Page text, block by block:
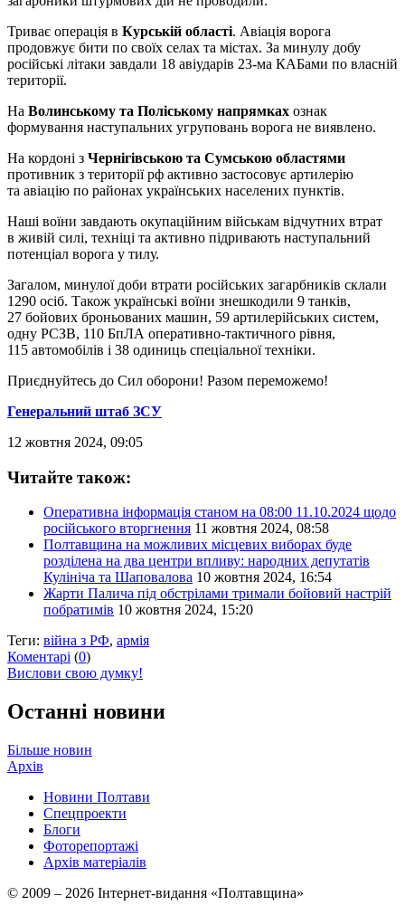
Триває операція в Курській області. Авіація ворога
продовжує бити по своїх селах та містах. За минулу добу
російські літаки завдали 18 авіударів 23-ма КАБами по власній
території.
На Волинському та Поліському напрямках ознак
формування наступальних угруповань ворога не виявлено.
На кордоні з Чернігівською та Сумською областями
противник з території рф активно застосовує артилерію
та авіацію по районах українських населених пунктів.
Наші воїни завдають окупаційним військам відчутних втрат
в живій силі, техніці та активно підривають наступальний
потенціал ворога у тилу.
Загалом, минулої доби втрати російських загарбників склали
1290 осіб. Також українські воїни знешкодили 9 танків,
27 бойових броньованих машин, 59 артилерійських систем,
одну РСЗВ, 110 БпЛА оперативно-тактичного рівня,
115 автомобілів і 38 одиниць спеціальної техніки.
Приєднуйтесь до Сил оборони! Разом переможемо!
Генеральний штаб ЗСУ
12 жовтня 2024, 09:05
Читайте також:
Оперативна інформація станом на 08:00 11.10.2024 щодо
російського вторгнення 11 жовтня 2024, 08:58
Полтавщина на можливих місцевих виборах буде
розділена на два центри впливу: народних депутатів
Кулініча та Шаповалова 10 жовтня 2024, 16:54
Жарти Палича під обстрілами тримали бойовий настрій
побратимів 10 жовтня 2024, 15:20
Теги: війна з РФ, армія
Коментарі (0)
Вислови свою думку!
Останні новини
Більше новин
Архів
Новини Полтави
Спецпроекти
Блоги
Фоторепортажі
Архів матеріалів
© 2009 – 2026 Інтернет-видання «Полтавщина»